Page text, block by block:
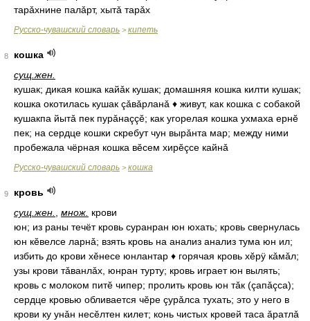
тарǎхнине палǎрт, хытǎ тарǎх
Русско-чувашский словарь > кипеть
8
кошка
сущ. жен.
кушак; дикая кошка кайǎк кушак; домашняя кошка килти кушак;
кошка окотилась кушак çǎвǎрланǎ ♦ живут, как кошка с собакой
кушакпа йытǎ пек пурǎнаççĕ; как угорелая кошка ухмаха ернĕ
пек; на сердце кошки скребут чун вырǎнта мар; между ними
пробежала чёрная кошка вĕсем хирĕçсе кайнǎ
Русско-чувашский словарь > кошка
9
кровь
сущ. жен. множ. крови
юн; из раны течёт кровь суранран юн юхать; кровь свернулась
юн кĕвелсе ларнǎ; взять кровь на анализ анализ тума юн ил;
избить до крови хĕнесе юнлантар ♦ горячая кровь хĕрÿ кǎмǎл;
узы крови тǎванлǎх, юнран турту; кровь играет юн вылять;
кровь с молоком питĕ чипер; пролить кровь юн тǎк (çапǎçса);
сердце кровью обливается чĕре çурǎлса тухать; это у него в
крови ку унǎн несĕлтен килет; конь чистых кровей таса ǎратлǎ